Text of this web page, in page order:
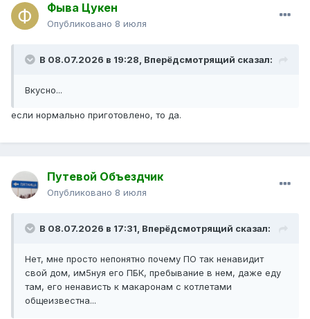
Фыва Цукен
Опубликовано 8 июля
В 08.07.2026 в 19:28, Вперёдсмотрящий сказал:
Вкусно...
если нормально приготовлено, то да.
Путевой Объездчик
Опубликовано 8 июля
В 08.07.2026 в 17:31, Вперёдсмотрящий сказал:
Нет, мне просто непонятно почему ПО так ненавидит
свой дом, им5нуя его ПБК, пребывание в нем, даже еду
там, его ненависть к макаронам с котлетами
общеизвестна...